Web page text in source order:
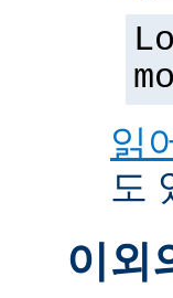
읽
도
이외